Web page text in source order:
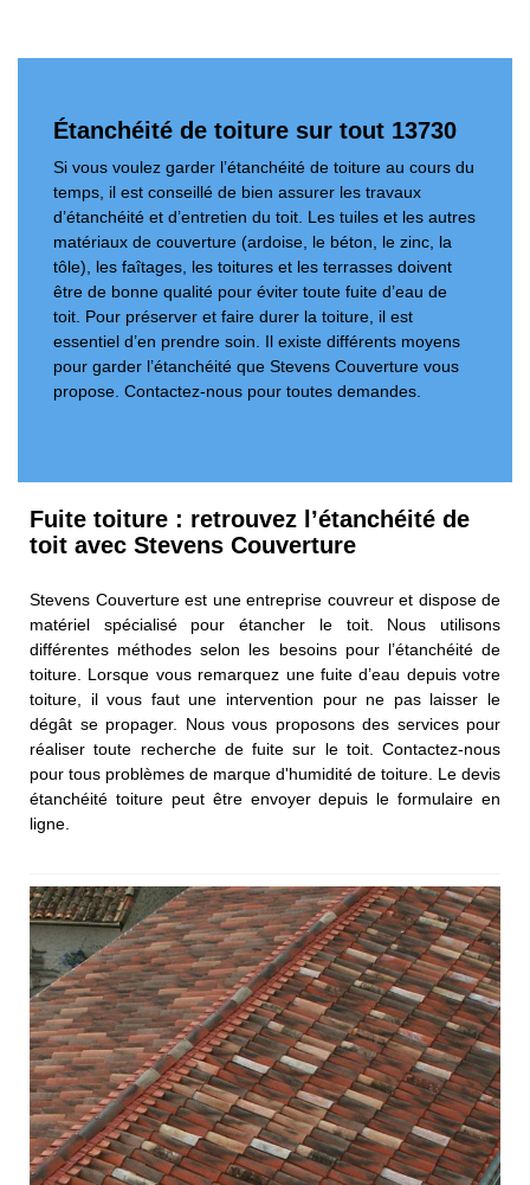
Étanchéité de toiture sur tout 13730
Si vous voulez garder l’étanchéité de toiture au cours du
temps, il est conseillé de bien assurer les travaux
d’étanchéité et d’entretien du toit. Les tuiles et les autres
matériaux de couverture (ardoise, le béton, le zinc, la
tôle), les faîtages, les toitures et les terrasses doivent
être de bonne qualité pour éviter toute fuite d’eau de
toit. Pour préserver et faire durer la toiture, il est
essentiel d’en prendre soin. Il existe différents moyens
pour garder l’étanchéité que Stevens Couverture vous
propose. Contactez-nous pour toutes demandes.
Fuite toiture : retrouvez l’étanchéité de
toit avec Stevens Couverture
Stevens Couverture est une entreprise couvreur et dispose de
matériel spécialisé pour étancher le toit. Nous utilisons
différentes méthodes selon les besoins pour l’étanchéité de
toiture. Lorsque vous remarquez une fuite d’eau depuis votre
toiture, il vous faut une intervention pour ne pas laisser le
dégât se propager. Nous vous proposons des services pour
réaliser toute recherche de fuite sur le toit. Contactez-nous
pour tous problèmes de marque d'humidité de toiture. Le devis
étanchéité toiture peut être envoyer depuis le formulaire en
ligne.